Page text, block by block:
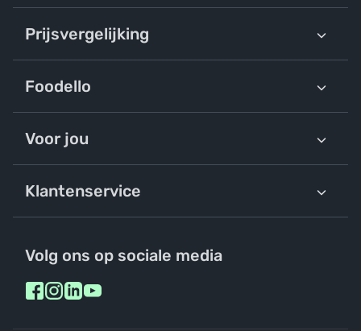
Prijsvergelijking
Foodello
Voor jou
Klantenservice
Volg ons op sociale media